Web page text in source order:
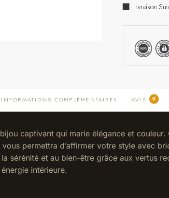
Livraison
INFORMATIONS COMPLÉMENTAIRES AVIS 0
captivant qui marie élégance et
permettra d’affirmer votre style avec
sérénité et au bien-être grâce aux vertus
intérieure.